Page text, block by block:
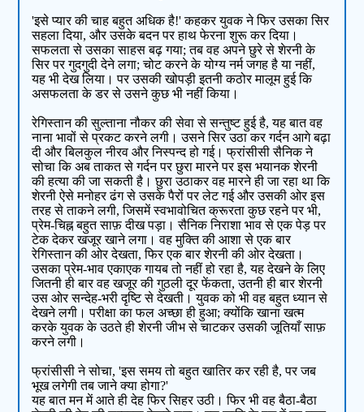
'इसे प्यार की चाह बहुत अधिक है!' कहकर युवक ने फिर उसका सिर
सहला दिया, और उसके बदन पर हाथ फेरना शुरू कर दिया।
सफलता से उसका साहस बढ़ गया; तब वह अपने छुरे से शेरनी के
सिर पर गुदगुदी देने लगा; चोट करने के योग्य नर्म जगह है या नहीं,
यह भी देख लिया। पर उसकी खोपड़ी इतनी कठोर मालूम हुई कि
असफलता के डर से उसने कुछ भी नहीं किया।
रेगिस्तान की सुल्ताना नौकर की सेवा से सन्तुष्ट हुई है, यह बात वह
नाना भावों से प्रकट करने लगी। उसने सिर उठा कर गर्दन आगे बढ़ा
दी और बिलकुल नीरव और निस्पन्द हो गई। फ्रांसीसी सैनिक ने
सोचा कि अब ताकत से गर्दन पर छुरा मारने पर इस भयानक शेरनी
की हत्या की जा सकती है। छुरा उठाकर वह मारने ही जा रहा था कि
शेरनी ऐसे मनोहर ढंग से उसके पैरों पर लेट गई और उसकी ओर इस
तरह से ताकने लगी, जिसमें स्वभावोचित क्रूरता कुछ रहने पर भी,
प्रेम-चिह्न बहुत साफ़ दीख पड़ा। सैनिक निराशा भाव से एक पेड़ पर
टेक देकर खजूर खाने लगा। वह मुक्ति की आशा से एक बार
रेगिस्तान की ओर देखता, फिर एक बार शेरनी की ओर देखता।
उसका प्रेम-भाव एकाएक गायब तो नहीं हो रहा है, यह देखने के लिए
जितनी ही बार वह खजूर की गुठली दूर फेंकता, उतनी ही बार शेरनी
उस ओर सन्देह-भरी दृष्टि से देखती। युवक को भी वह बहुत ध्यान से
देखने लगी। परीक्षा का फल अच्छा ही हुआ; क्योंकि खाना खत्म
करके युवक के उठते ही शेरनी जीभ से चाटकर उसकी जूतियाँ साफ़
करने लगी।
फ्रांसीसी ने सोचा, 'इस समय तो बहुत खातिर कर रही है, पर जब
भूख लगेगी तब जाने क्या होगा?'
यह बात मन में आते ही देह फिर सिहर उठी। फिर भी वह बैठा-बैठा